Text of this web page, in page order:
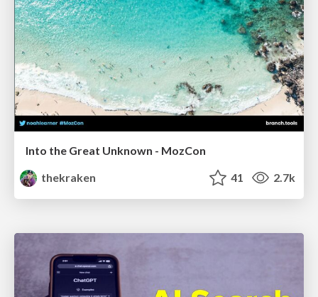
Into the Great Unknown - MozCon
thekraken
41 2.7k